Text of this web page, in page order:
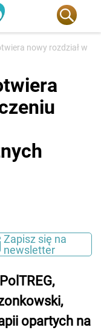
nowy rozdział w
Zapisz się na
newsletter
opartych na